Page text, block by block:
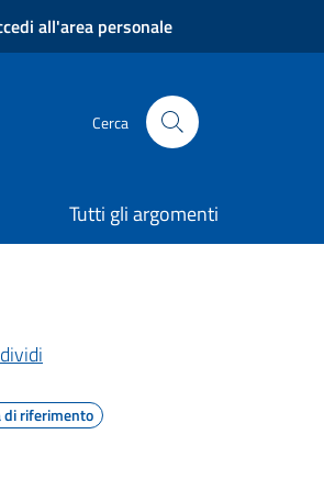
all'area personale
Cerca
Tutti gli argomenti
di riferimento